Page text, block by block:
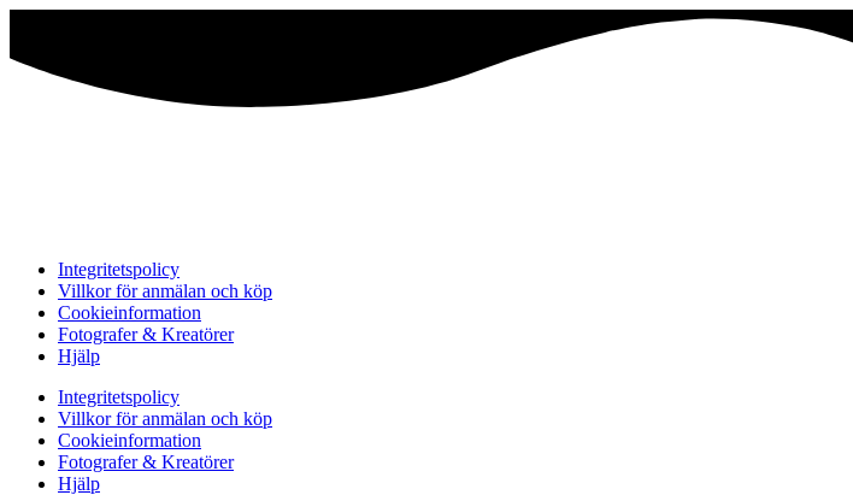
Integritetspolicy
Villkor för anmälan och köp
Cookieinformation
Fotografer & Kreatörer
Hjälp
Integritetspolicy
Villkor för anmälan och köp
Cookieinformation
Fotografer & Kreatörer
Hjälp